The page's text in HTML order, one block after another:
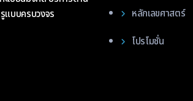
แบบครบวงจร
หลักเลขศาสตร์
โปรโมชั่น